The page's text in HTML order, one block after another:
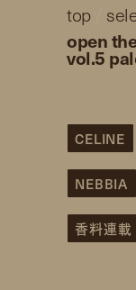
top/
open
vol.5
CELINE
NEBBIA
香料連載